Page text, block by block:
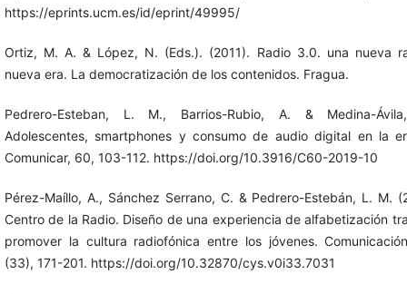
https://eprints.ucm.es/id/eprint/49995/
Ortiz, M. A. & López, N. (Eds.). (2011). Radio 3.0. una nueva
nueva era. La democratización de los contenidos. Fragua.
Pedrero-Esteban, L. M., Barrios-Rubio, A. & Medina-
Adolescentes, smartphones y consumo de audio digital en la
Comunicar, 60, 103-112. https://doi.org/10.3916/C60-2019-10
Pérez-Maíllo, A., Sánchez Serrano, C. & Pedrero-Estebán, L. M.
Centro de la Radio. Diseño de una experiencia de alfabetización
promover la cultura radiofónica entre los jóvenes.
(33), 171-201. https://doi.org/10.32870/cys.v0i33.7031